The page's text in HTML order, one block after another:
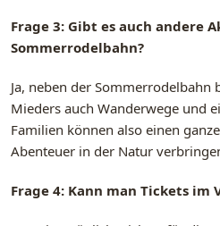
Frage 3: Gibt es auch andere
Sommerrodelbahn?
Ja, neben der Sommerrodelbahn
Mieders auch Wanderwege und
Familien können also einen
Abenteuer in der Natur
Frage 4: Kann man Tickets im